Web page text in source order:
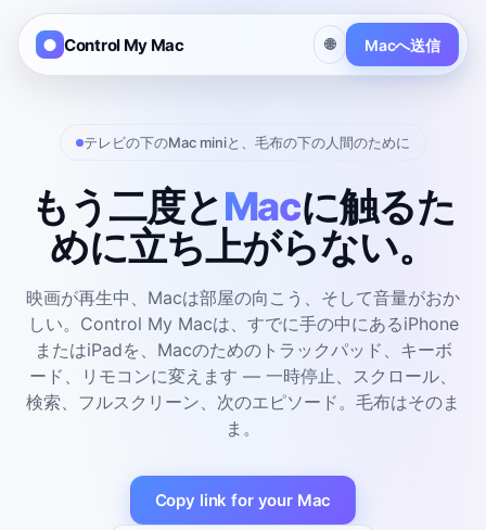
Control My Mac 🌐 Macへ送信
テレビの下のMac miniと、毛布の下の人間のために
もう二度とMacに触るた
めに立ち上がらない。
映画が再生中、Macは部屋の向こう、そして音量がおか
しい。Control My Macは、すでに手の中にあるiPhone
またはiPadを、Macのためのトラックパッド、キーボ
ード、リモコンに変えます — 一時停止、スクロール、
検索、フルスクリーン、次のエピソード。毛布はそのま
ま。
Copy link for your Mac